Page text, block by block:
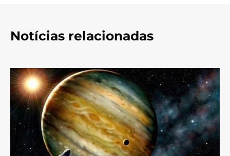
Notícias relacionadas